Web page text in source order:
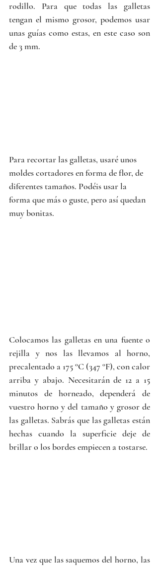
rodillo. Para que todas las galletas
tengan el mismo grosor, podemos usar
unas guías como estas, en este caso son
de 3 mm.
Para recortar las galletas, usaré unos
moldes cortadores en forma de flor, de
diferentes tamaños. Podéis usar la
forma que más o guste, pero así quedan
muy bonitas.
Colocamos las galletas en una fuente o
rejilla y nos las llevamos al horno,
precalentado a 175 °C (347 °F), con calor
arriba y abajo. Necesitarán de 12 a 15
minutos de horneado, dependerá de
vuestro horno y del tamaño y grosor de
las galletas. Sabrás que las galletas están
hechas cuando la superficie deje de
brillar o los bordes empiecen a tostarse.
Una vez que las saquemos del horno, las